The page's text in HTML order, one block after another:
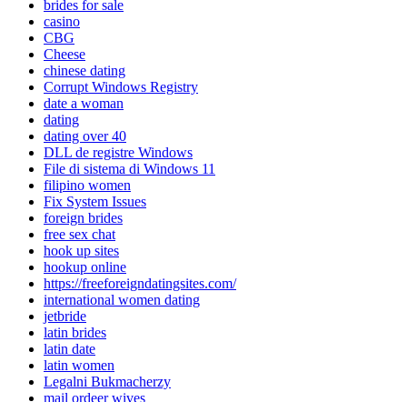
brides for sale
casino
CBG
Cheese
chinese dating
Corrupt Windows Registry
date a woman
dating
dating over 40
DLL de registre Windows
File di sistema di Windows 11
filipino women
Fix System Issues
foreign brides
free sex chat
hook up sites
hookup online
https://freeforeigndatingsites.com/
international women dating
jetbride
latin brides
latin date
latin women
Legalni Bukmacherzy
mail ordeer wives